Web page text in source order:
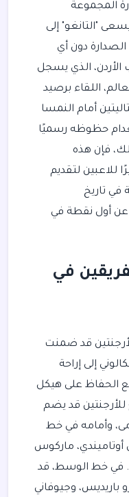
المجموعة
ويسعى "التانغو" إلى
دون أي
الذي يسجل
اللقاء برصيد
أمام النمسا
يعني انعدام حظوظه رسميًا
فإن هذه
للاعبين لتقديم
في تاريخ
عن أول نقطة في
في
قد ضمنت
إلى إراحة
الحفاظ على هيكل
للأرجنتين قد يضم
وأمامه في خط
أوتاميندي، ماركوس
في خط الوسط، قد
باريديس، وجيوفاني